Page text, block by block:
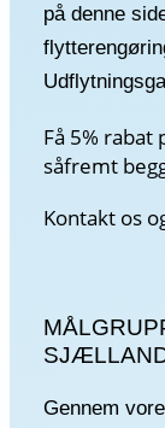
på denne
Få 5% rabat
såfremt
Kontakt os
Gennem